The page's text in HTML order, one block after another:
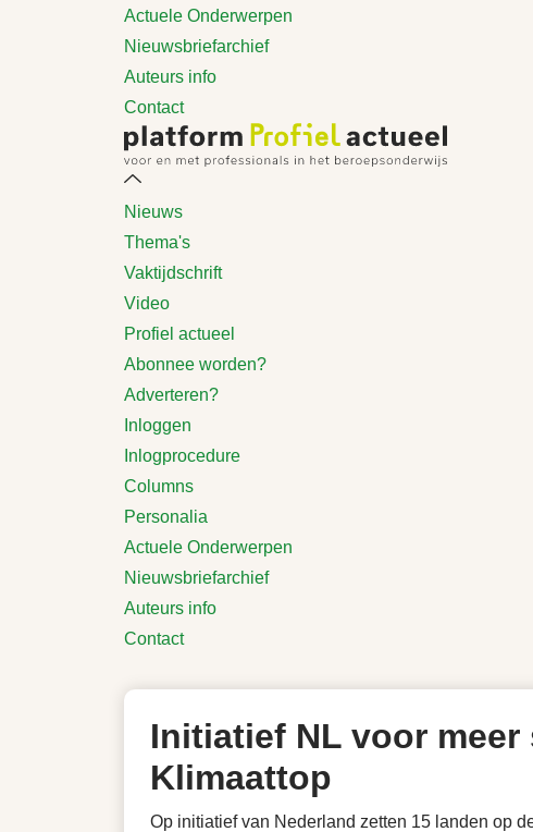
Actuele Onderwerpen
Nieuwsbriefarchief
Auteurs info
Contact
Nieuws
Thema's
Vaktijdschrift
Video
Profiel actueel
Abonnee worden?
Adverteren?
Inloggen
Inlogprocedure
Columns
Personalia
Actuele Onderwerpen
Nieuwsbriefarchief
Auteurs info
Contact
Initiatief NL voor
Klimaattop
Op initiatief van Nederland zetten 15 landen op